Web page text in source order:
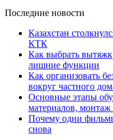
Последние новости
Казахстан
КТК
Как выбрать
лишние функции
Как организовать
вокруг частного
Основные этапы
материалов,
Почему одни
снова